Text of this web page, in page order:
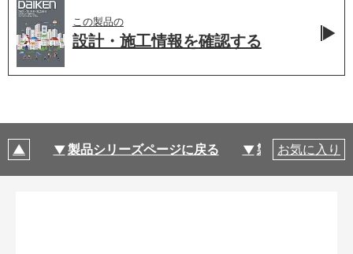
この製品の
設計・施工情報を確認する
製品シリーズページに戻る 製品仕様
お気に入り